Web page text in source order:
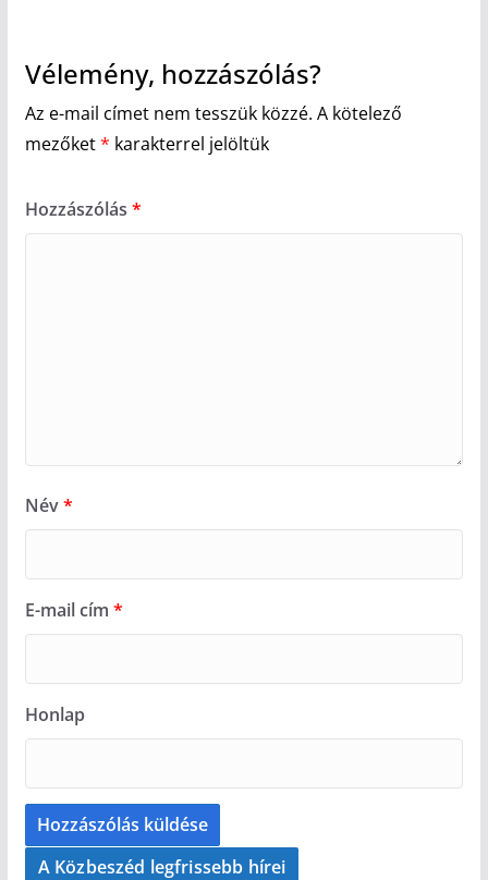
Vélemény, hozzászólás?
Az e-mail címet nem tesszük közzé. A kötelező
mezőket* karakterrel jelöltük
Hozzászólás *
Név*
E-mail cím *
Honlap
A Közbeszéd legfrissebb hírei